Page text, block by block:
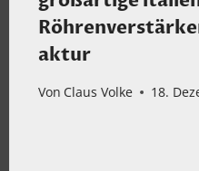
aktur
Von Claus Volke 18.